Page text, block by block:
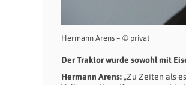
Hermann Arens – © privat
Der Traktor wurde sowohl mit
Hermann Arens: „Zu Zeiten als